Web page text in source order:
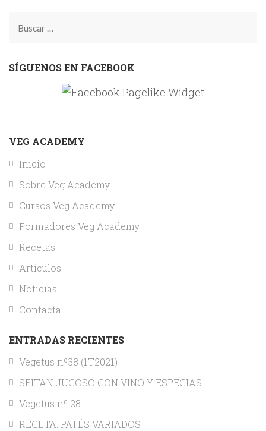
Buscar:
SÍGUENOS EN FACEBOOK
VEG ACADEMY
Inicio
Sobre Veg Academy
Cursos Veg Academy
Formadores Veg Academy
Recetas
Artículos
Noticias
Contacta
ENTRADAS RECIENTES
Vegetus nº38 (1T2021)
SEITAN JUGOSO CON VINO Y ESPECIAS
Vegetus nº 28
RECETA: PATÉS VARIADOS